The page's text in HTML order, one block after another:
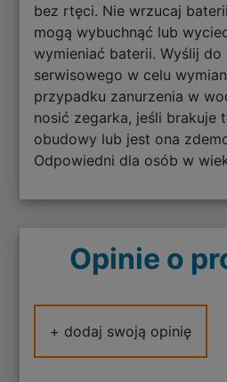
bez rtęci. Nie wrzucaj
mogą wybuchnąć lub
wymieniać baterii. Wyślij do
serwisowego w celu
przypadku zanurzenia w
nosić zegarka, jeśli brakuje
obudowy lub jest ona
Odpowiedni dla osób w
Opinie o
+ dodaj swoją opinię